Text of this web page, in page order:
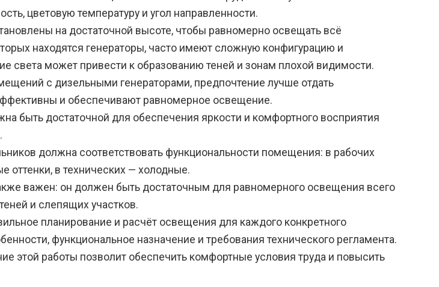
цветовую температуру и угол направленности.
на достаточной высоте, чтобы равномерно освещать всё
находятся генераторы, часто имеют сложную конфигурацию и
света может привести к образованию теней и зонам плохой видимости.
с дизельными генераторами, предпочтение лучше отдать
и обеспечивают равномерное освещение.
быть достаточной для обеспечения яркости и комфортного восприятия
должна соответствовать функциональности помещения: в рабочих
оттенки, в технических — холодные.
важен: он должен быть достаточным для равномерного освещения всего
и слепящих участков.
планирование и расчёт освещения для каждого конкретного
функциональное назначение и требования технического регламента.
этой работы позволит обеспечить комфортные условия труда и повысить